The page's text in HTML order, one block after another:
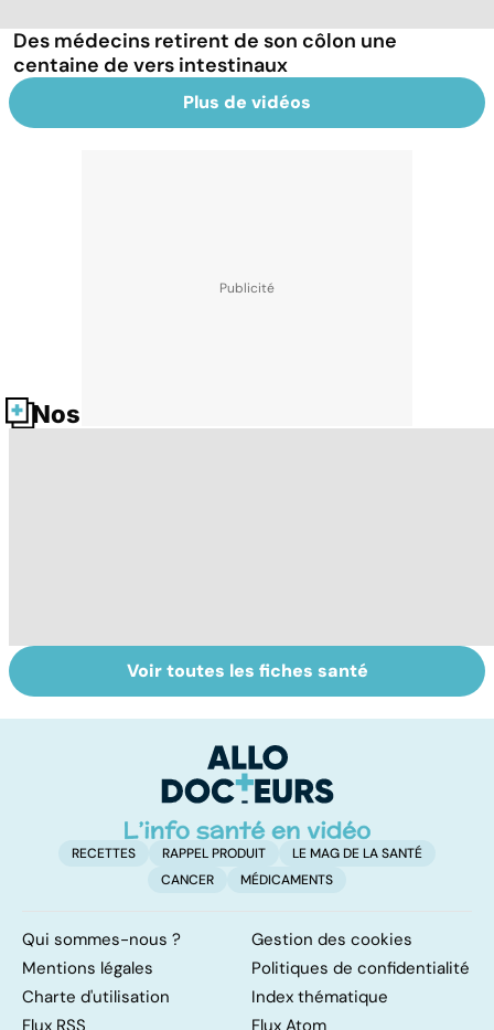
Des médecins retirent de son côlon une
centaine de vers intestinaux
Plus de vidéos
Nos fiches santé
Virus du Nil
occidental : ce
Tout savoir sur le
cerveau
Voir toutes les fiches santé
RECETTES RAPPEL PRODUIT
LE MAG DE LA SANTÉ
CANCER
MÉDICAMENTS
Qui sommes-nous ?
Gestion des cookies
Mentions légales
Politiques de confidentialité
Charte d'utilisation
Index thématique